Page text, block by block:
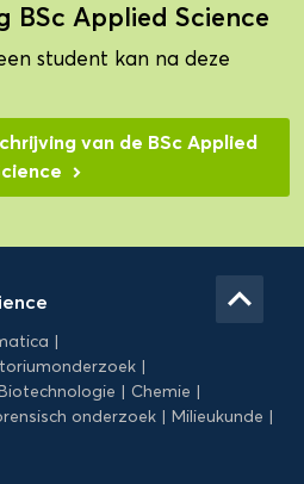
BSc Applied Science
student kan na deze
van de BSc Applied
Chemie
onderzoek
Milieukunde
keyboard_arrow_up